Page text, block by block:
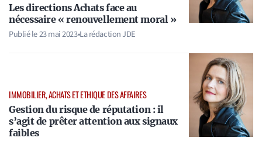
Les directions Achats face au
nécessaire « renouvellement moral »
Publié le23 mai 2023•La rédaction JDE
IMMOBILIER, ACHATS ET ETHIQUE DES AFFAIRES
Gestion du risque de réputation : il
s’agit de prêter attention aux signaux
faibles